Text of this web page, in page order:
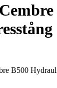
B500